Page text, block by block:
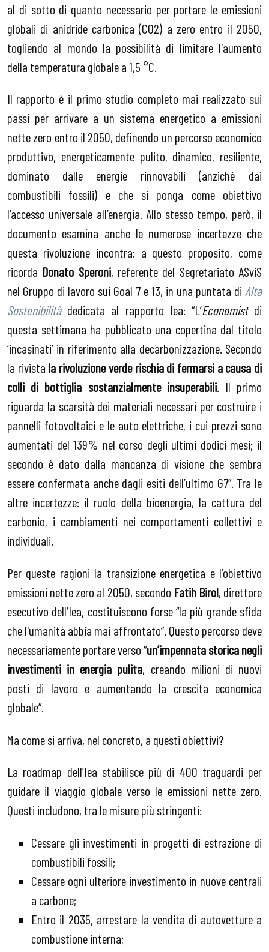
al di sotto di quanto necessario per portare le emissioni
globali di anidride carbonica (CO2) a zero entro il 2050,
togliendo al mondo la possibilità di limitare l'aumento
della temperatura globale a 1,5 °C.
Il rapporto è il primo studio completo mai realizzato sui
passi per arrivare a un sistema energetico a emissioni
nette zero entro il 2050, definendo un percorso economico
produttivo, energeticamente pulito, dinamico, resiliente,
dominato dalle energie rinnovabili (anziché dai
combustibili fossili) e che si ponga come obiettivo
l’accesso universale all’energia. Allo stesso tempo, però, il
documento esamina anche le numerose incertezze che
questa rivoluzione incontra: a questo proposito, come
ricorda Donato Speroni, referente del Segretariato ASviS
nel Gruppo di lavoro sui Goal 7 e 13, in una puntata di Alta
Sostenibilitàdedicata al rapporto Iea: “L’Economist di
questa settimana ha pubblicato una copertina dal titolo
‘incasinati’ in riferimento alla decarbonizzazione. Secondo
la rivista la rivoluzione verde rischia di fermarsi a causa di
colli di bottiglia sostanzialmente insuperabili. Il primo
riguarda la scarsità dei materiali necessari per costruire i
pannelli fotovoltaici e le auto elettriche, i cui prezzi sono
aumentati del 139% nel corso degli ultimi dodici mesi; il
secondo è dato dalla mancanza di visione che sembra
essere confermata anche dagli esiti dell’ultimo G7”. Tra le
altre incertezze: il ruolo della bioenergia, la cattura del
carbonio, i cambiamenti nei comportamenti collettivi e
individuali.
Per queste ragioni la transizione energetica e l’obiettivo
emissioni nette zero al 2050, secondo Fatih Birol, direttore
esecutivo dell’Iea, costituiscono forse “la più grande sfida
che l'umanità abbia mai affrontato”. Questo percorso deve
necessariamente portare verso “un’impennata storica negli
investimenti in energia pulita, creando milioni di nuovi
posti di lavoro e aumentando la crescita economica
globale”.
Ma come si arriva, nel concreto, a questi obiettivi?
La roadmap dell’Iea stabilisce più di 400 traguardi per
guidare il viaggio globale verso le emissioni nette zero.
Questi includono, tra le misure più stringenti:
Cessare gli investimenti in progetti di estrazione di
combustibili fossili;
Cessare ogni ulteriore investimento in nuove centrali
a carbone;
Entro il 2035, arrestare la vendita di autovetture a
combustione interna;